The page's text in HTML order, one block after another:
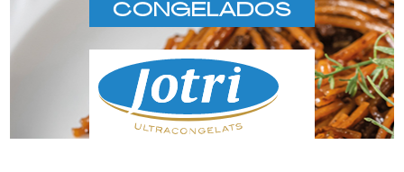
CONGELADOS